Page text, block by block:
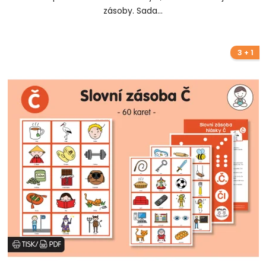
zásoby. Sada...
3 + 1